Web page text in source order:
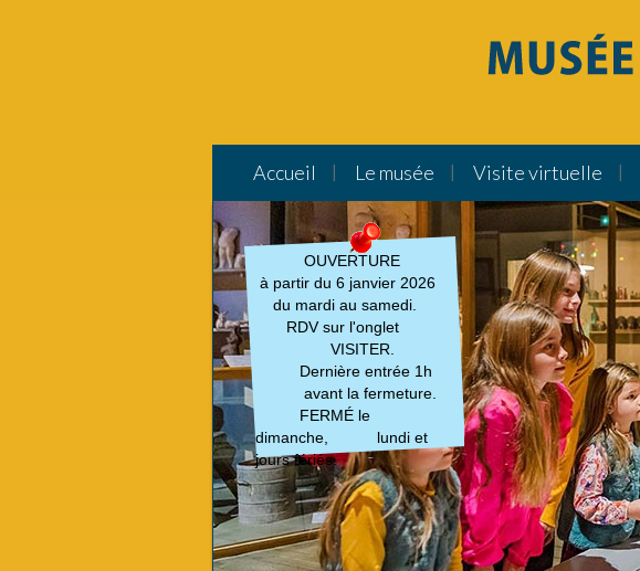
Accueil Le musée Visite virtuelle
OUVERTURE
à partir du 6 janvier 2026
du mardi au samedi.
RDV sur l'onglet
VISITER.
Dernière entrée 1h
avant la fermeture.
FERMÉ le
dimanche, lundi et
jours fériés.